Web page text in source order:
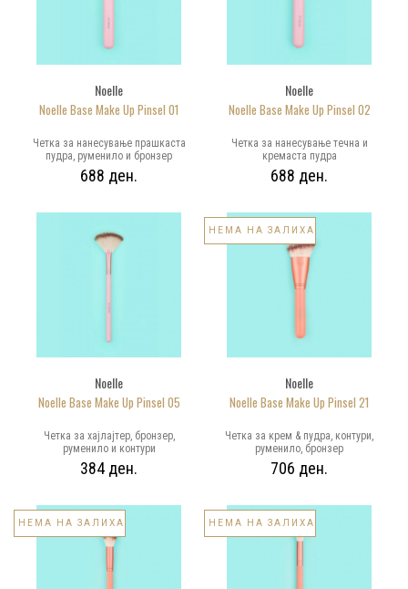
Noelle
Noelle Base Make Up Pinsel 01
Четка за нанесување прашкаста
пудра, руменило и бронзер
688 ден.
Noelle
Noelle Base Make Up Pinsel 02
Четка за нанесување течна и
кремаста пудра
688 ден.
Noelle
Noelle Base Make Up Pinsel 05
Четка за хајлајтер, бронзер,
руменило и контури
384 ден.
НЕМА НА ЗАЛИХА
Noelle
Noelle Base Make Up Pinsel 21
Четка за крем & пудра, контури,
руменило, бронзер
706 ден.
НЕМА НА ЗАЛИХА НЕМА НА ЗАЛИХА